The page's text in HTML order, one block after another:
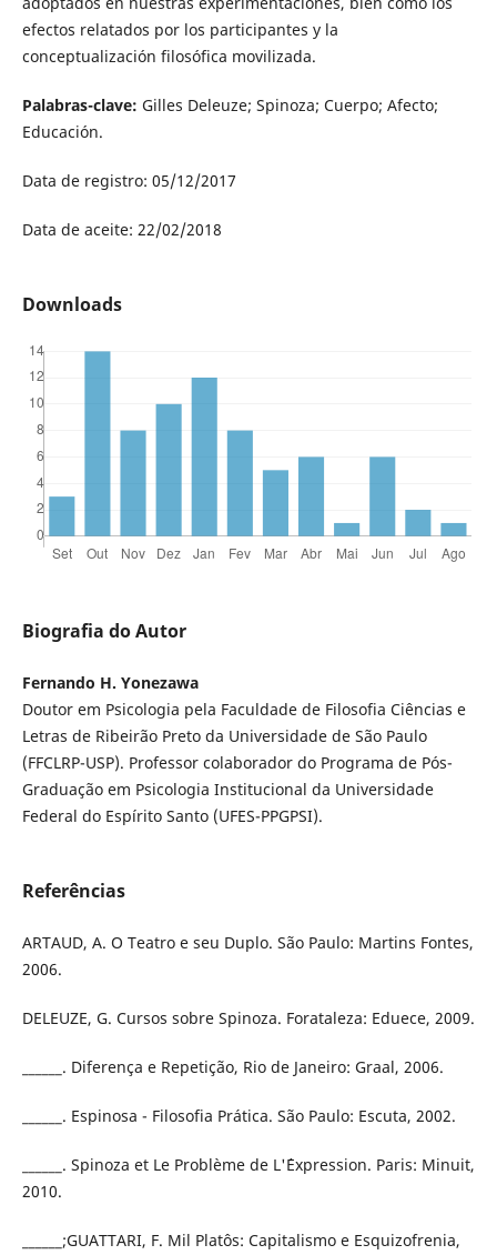
efectos relatados por los participantes y la
conceptualización filosófica movilizada.
Palabras-clave: Gilles Deleuze; Spinoza; Cuerpo; Afecto;
Educación.
Data de registro: 05/12/2017
Data de aceite: 22/02/2018
Downloads
Biografia do Autor
Fernando H. Yonezawa
Doutor em Psicologia pela Faculdade de Filosofia Ciências e
Letras de Ribeirão Preto da Universidade de São Paulo
(FFCLRP-USP). Professor colaborador do Programa de Pós-
Graduação em Psicologia Institucional da Universidade
Federal do Espírito Santo (UFES-PPGPSI).
Referências
ARTAUD, A. O Teatro e seu Duplo. São Paulo: Martins Fontes,
2006.
DELEUZE, G. Cursos sobre Spinoza. Forataleza: Eduece, 2009.
______. Diferença e Repetição, Rio de Janeiro: Graal, 2006.
______. Espinosa - Filosofia Prática. São Paulo: Escuta, 2002.
______. Spinoza et Le Problème de L'´Expression. Paris: Minuit,
2010.
______;GUATTARI, F. Mil Platôs: Capitalismo e Esquizofrenia,